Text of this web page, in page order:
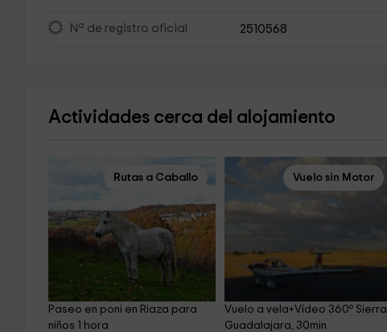
Nº de registro oficial 2510568
Actividades cerca del alojamiento
Rutas a Caballo
Paseo en poni en Riaza para
niños 1 hora
Vuelo sin Motor
Vuelo a vela+Vídeo 360º Sierra
Guadalajara, 30min